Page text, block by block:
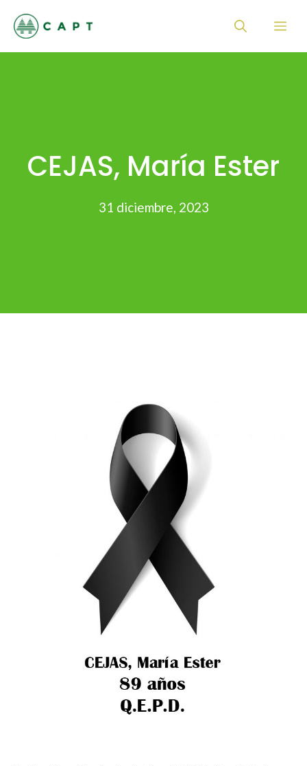
CEJAS, María Ester
31 diciembre, 2023